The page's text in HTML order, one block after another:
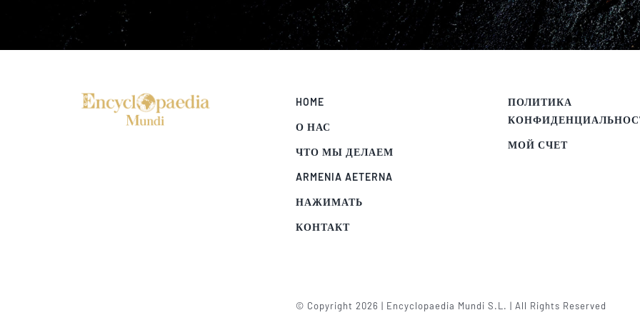
HOME
О НАС
ЧТО МЫ ДЕЛАЕМ
ARMENIA AETERNA
НАЖИМАТЬ
КОНТАКТ
ПОЛИТИКА
МОЙ СЧЕТ
© Copyright 2026 | Encyclopaedia Mundi S.L. | All Rights Reserved